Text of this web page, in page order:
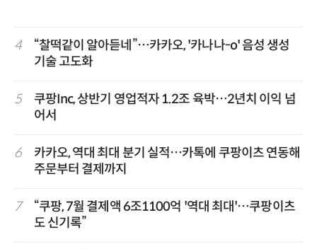
4
“찰떡같이 알아듣네”…카카오, '카나나-o' 음성 생성
기술 고도화
5
쿠팡Inc, 상반기 영업적자 1.2조 육박…2년치 이익 넘
어서
6
카카오, 역대 최대 분기 실적…카톡에 쿠팡이츠 연동해
주문부터 결제까지
7
“쿠팡, 7월 결제액 6조1100억 '역대 최대'…쿠팡이츠
도 신기록”